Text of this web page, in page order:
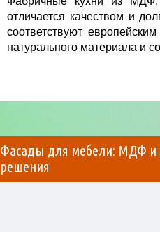
отличается качеством и
соответствуют
натурального материала и
Фасады для мебели: МДФ и
решения